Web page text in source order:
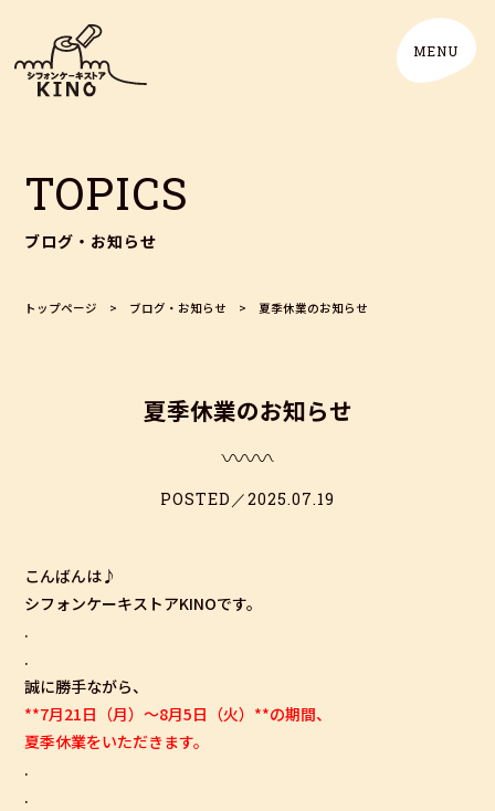
TOPICS
ブログ・お知らせ
トップページ > ブログ・お知らせ > 夏季休業のお知らせ
夏季休業のお知らせ
POSTED／2025.07.19
こんばんは♪
シフォンケーキストアKINOです。
.
.
誠に勝手ながら、
**7月21日（月）〜8月5日（火）**の期間、
夏季休業をいただきます。
.
.